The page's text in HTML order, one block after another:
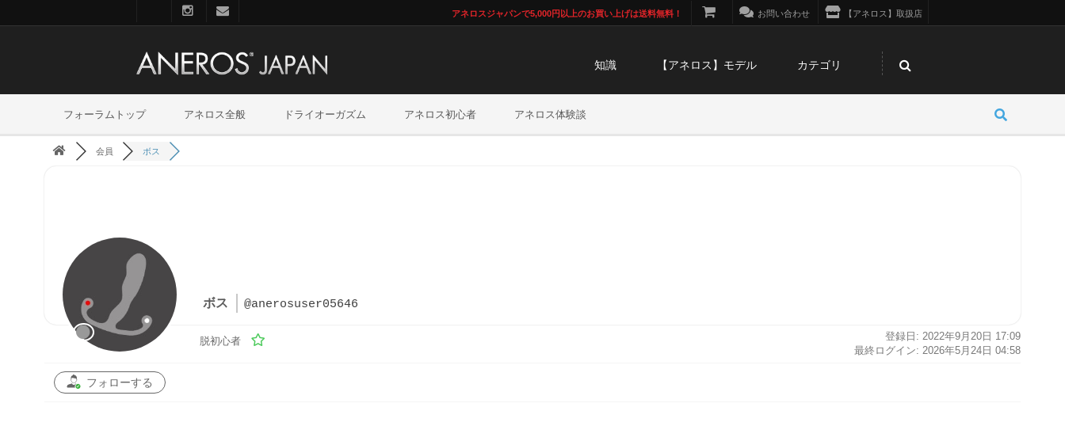
アネロスジャパンで5,000円以上のお買い上げは送料無料！ お問い合わせ 【アネロス】取扱店
知識 【アネロス】モデル カテゴリ
フォーラムトップ アネロス全般 ドライオーガズム アネロス初心者 アネロス体験談
会員 ボス
ボス @anerosuser05646
脱初心者
登録日: 2022年9月20日 17:09
最終ログイン: 2026年5月24日 04:58
フォローする